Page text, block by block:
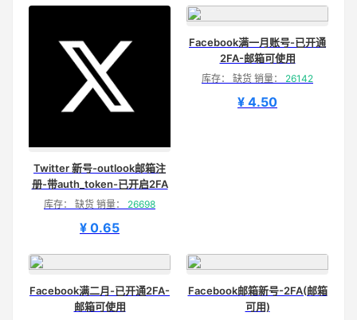
Twitter 新号-outlook邮箱注
册-带auth_token-已开启2FA
库存： 缺货 销量： 26698
¥ 0.65
Facebook满一月账号-已开通
2FA-邮箱可使用
库存： 缺货 销量： 26142
¥ 4.50
Facebook满二月-已开通2FA-
邮箱可使用
Facebook邮箱新号-2FA(邮箱
可用)